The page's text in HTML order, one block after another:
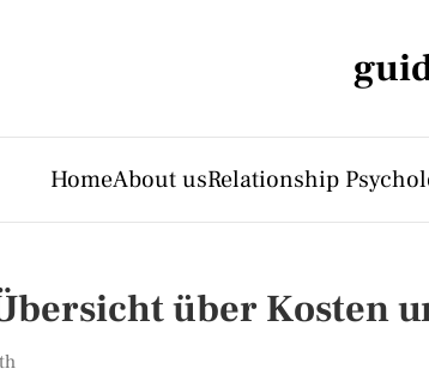
HomeAbout usRelationship
über Kosten